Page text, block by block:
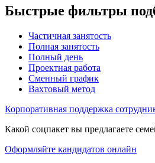
Быстрые фильтры
Частичная занятость
Полная занятость
Полный день
Проектная работа
Сменный график
Вахтовый метод
Корпоративная поддержка
Какой соцпакет вы предлагаете
Оформляйте кандидатов онлайн